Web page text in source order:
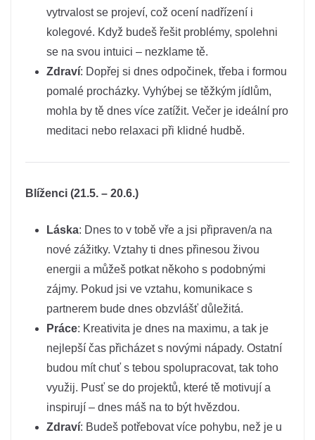
vytrvalost se projeví, což ocení nadřízení i
kolegové. Když budeš řešit problémy, spolehni
se na svou intuici – nezklame tě.
Zdraví: Dopřej si dnes odpočinek, třeba i formou
pomalé procházky. Vyhýbej se těžkým jídlům,
mohla by tě dnes více zatížit. Večer je ideální pro
meditaci nebo relaxaci při klidné hudbě.
Blíženci (21.5. – 20.6.)
Láska: Dnes to v tobě vře a jsi připraven/a na
nové zážitky. Vztahy ti dnes přinesou živou
energii a můžeš potkat někoho s podobnými
zájmy. Pokud jsi ve vztahu, komunikace s
partnerem bude dnes obzvlášť důležitá.
Práce: Kreativita je dnes na maximu, a tak je
nejlepší čas přicházet s novými nápady. Ostatní
budou mít chuť s tebou spolupracovat, tak toho
využij. Pusť se do projektů, které tě motivují a
inspirují – dnes máš na to být hvězdou.
Zdraví: Budeš potřebovat více pohybu, než je u